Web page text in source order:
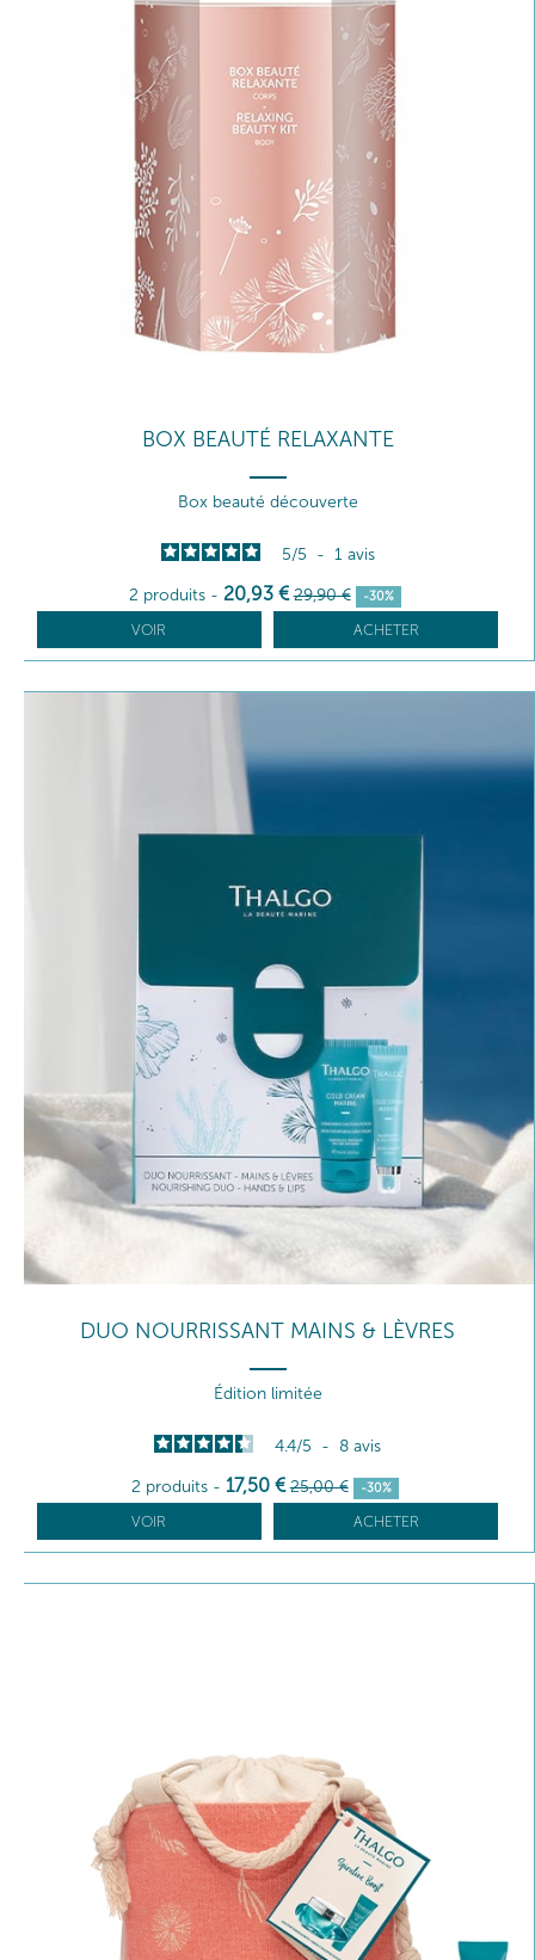
BOX BEAUTÉ RELAXANTE
Box beauté découverte
5/5 - 1 avis
2 produits - 20,93 € 29,90 € -30%
VOIR ACHETER
DUO NOURRISSANT MAINS & LÈVRES
Édition limitée
4.4/5 - 8 avis
2 produits - 17,50 € 25,00 € -30%
VOIR ACHETER